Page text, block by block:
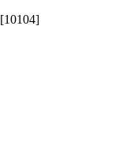
[10104]